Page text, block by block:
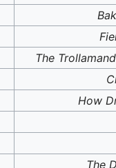
The
How
The